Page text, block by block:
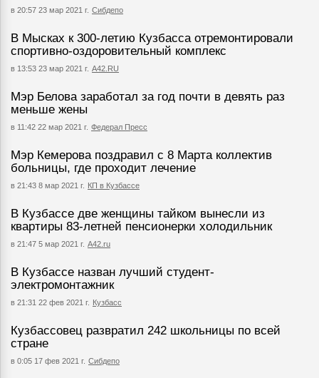
в 20:57 23 мар 2021 г. Сибдепо
В Мысках к 300-летию Кузбасса отремонтировали
спортивно-оздоровительный комплекс
в 13:53 23 мар 2021 г. А42.RU
Мэр Белова заработал за год почти в девять раз
меньше жены
в 11:42 22 мар 2021 г. Федерал Пресс
Мэр Кемерова поздравил с 8 Марта коллектив
больницы, где проходит лечение
в 21:43 8 мар 2021 г. КП в Кузбассе
В Кузбассе две женщины тайком вынесли из
квартиры 83-летней пенсионерки холодильник
в 21:47 5 мар 2021 г. А42.ru
В Кузбассе назван лучший студент-
электромонтажник
в 21:31 22 фев 2021 г. Кузбасс
Кузбассовец развратил 242 школьницы по всей
стране
в 0:05 17 фев 2021 г. Сибдепо